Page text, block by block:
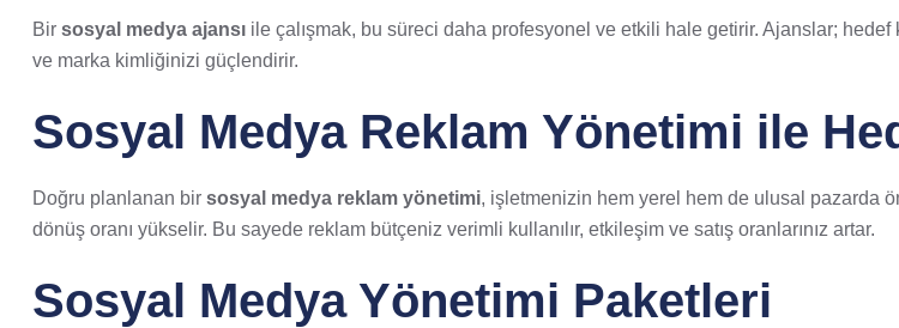
Bir sosyal medya ajansı ile çalışmak, bu süreci daha profesyonel ve etkili hale getirir. Ajanslar;
ve marka kimliğinizi güçlendirir.
Sosyal Medya Reklam Yönetimi ile
Doğru planlanan bir sosyal medya reklam yönetimi, işletmenizin hem yerel hem de ulusal pazarda
dönüş oranı yükselir. Bu sayede reklam bütçeniz verimli kullanılır, etkileşim ve satış oranlarınız artar.
Sosyal Medya Yönetimi Paketleri